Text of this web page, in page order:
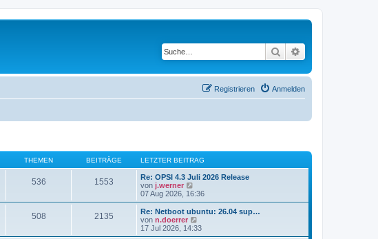
Suche
Anmelden
Registrieren
THEMEN BEITRÄGE LETZTER BEITRAG
536 1553
Re: OPSI 4.3 Juli 2026 Release
von j.werner
e
u
e
s
t
07 Aug 2026, 16:36
508 2135
Re: Netboot ubuntu: 26.04 sup…
von n.doerrer
e
u
17 Jul 2026, 14:33